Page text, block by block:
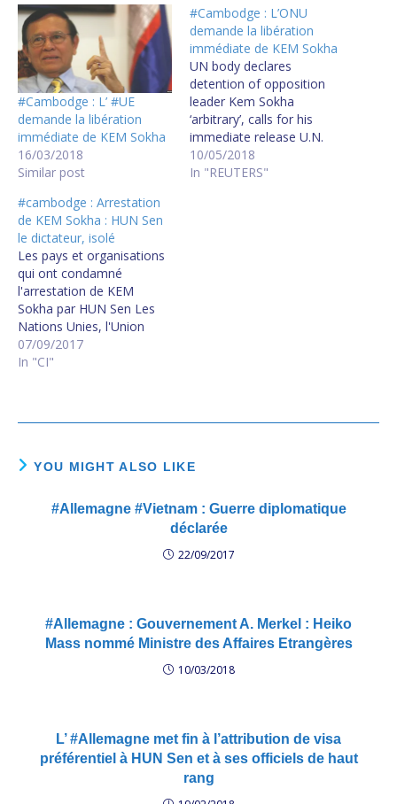
#Cambodge : L’ #UE
demande la libération
immédiate de KEM Sokha
16/03/2018
Similar post
#Cambodge : L’ONU
demande la libération
immédiate de KEM Sokha
UN body declares
detention of opposition
leader Kem Sokha
‘arbitrary’, calls for his
immediate release U.N.
urges Cambodia to free
opposition leader, calls
10/05/2018
In "REUTERS"
#cambodge : Arrestation
de KEM Sokha : HUN Sen
le dictateur, isolé
Les pays et organisations
qui ont condamné
l'arrestation de KEM
Sokha par HUN Sen Les
Nations Unies, l'Union
Européenne, les Etats-Unis
d'Amérique, la France,
APHR (ASEAN)
07/09/2017
In "CI"
YOU MIGHT ALSO LIKE
#Allemagne #Vietnam : Guerre diplomatique
déclarée
22/09/2017
#Allemagne : Gouvernement A. Merkel : Heiko
Mass nommé Ministre des Affaires Etrangères
10/03/2018
L’ #Allemagne met fin à l’attribution de visa
préférentiel à HUN Sen et à ses officiels de haut
rang